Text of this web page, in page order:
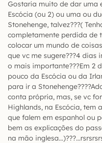
Gostaria muito de dar uma
Escócia (ou 2) ou uma ou
Stonehenge, talvez???(
completamente perdida de
colocar um mundo de
que vc me sugere???4 dias
o mais importante???Em 2
pouco da Escócia ou da
para ir a
conta própria, mas, se vc
Highlands, na Escócia, tem
que falem em espanhol ou
bem as explicações do
na mão